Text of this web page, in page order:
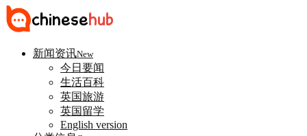
新闻资讯New
今日要闻
生活百科
英国旅游
英国留学
English version